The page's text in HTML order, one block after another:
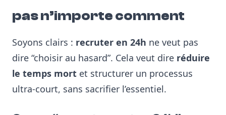
pas n’importe comment
Soyons clairs : recruter en 24h ne veut pas
dire “choisir au hasard”. Cela veut dire réduire
le temps mort et structurer un processus
ultra-court, sans sacrifier l’essentiel.